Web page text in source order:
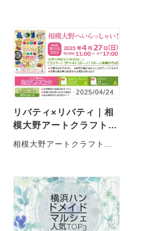
ト | イ・・・
2025/04/24
リバティ×リバティ｜相
模大野アートクラフト市
に出店します
相模大野アートクラフト市
フト市に出店しま・・・